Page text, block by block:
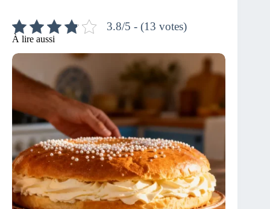
3.8/5 - (13 votes)
À lire aussi